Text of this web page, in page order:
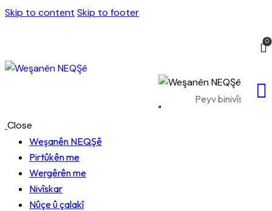
Skip to content Skip to footer
0
Close
Weşanên NEQŞê
Pirtûkên me
Wergêrên me
Nivîskar
Nûçe û çalakî